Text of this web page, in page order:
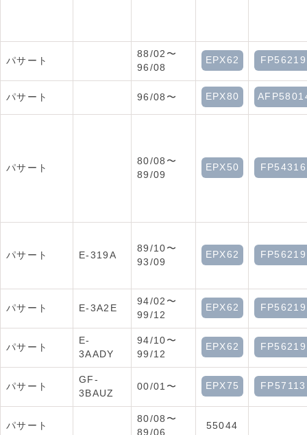
パサート
88/02〜
96/08
EPX62 FP56219
パサート 96/08〜 EPX80
パサート
80/08〜
89/09
EPX50 FP54316
パサート E-319A
89/10〜
93/09
EPX62 FP56219
パサート E-3A2E
94/02〜
99/12
EPX62 FP56219
パサート
E-
3AADY
94/10〜
99/12
EPX62 FP56219
パサート
GF-
3BAUZ
00/01〜 EPX75 FP57113
パサート
80/08〜
89/06
55044